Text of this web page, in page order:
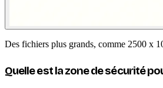
Des fichiers plus grands, comme 2500 x
Quelle est la zone de sécurité